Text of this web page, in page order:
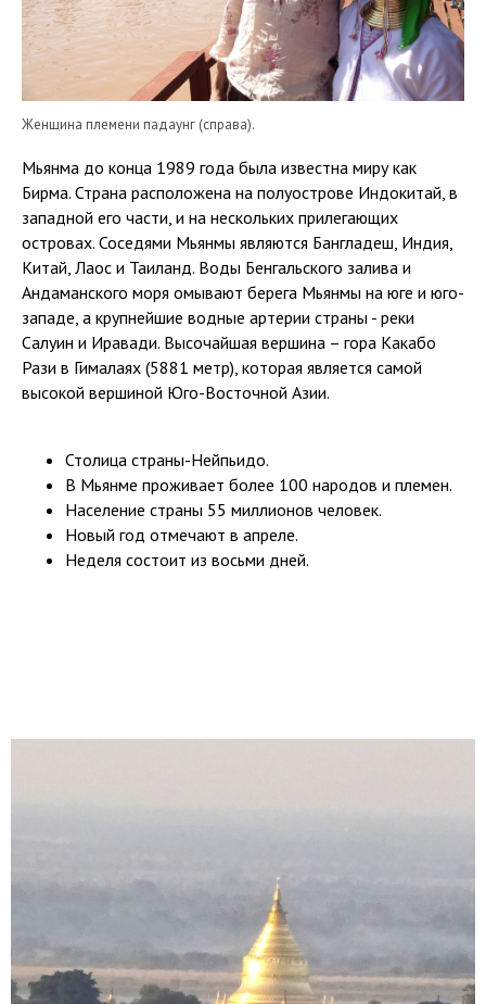
Женщина племени падаунг (справа).
Мьянма до конца 1989 года была известна миру как
Бирма. Страна расположена на полуострове Индокитай, в
западной его части, и на нескольких прилегающих
островах. Соседями Мьянмы являются Бангладеш, Индия,
Китай, Лаос и Таиланд. Воды Бенгальского залива и
Андаманского моря омывают берега Мьянмы на юге и юго-
западе, а крупнейшие водные артерии страны - реки
Салуин и Иравади. Высочайшая вершина – гора Какабо
Рази в Гималаях (5881 метр), которая является самой
высокой вершиной Юго-Восточной Азии.
Столица страны-Нейпьидо.
В Мьянме проживает более 100 народов и племен.
Население страны 55 миллионов человек.
Новый год отмечают в апреле.
Неделя состоит из восьми дней.